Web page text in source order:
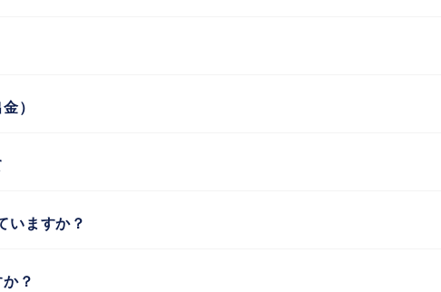
）
いますか？
？